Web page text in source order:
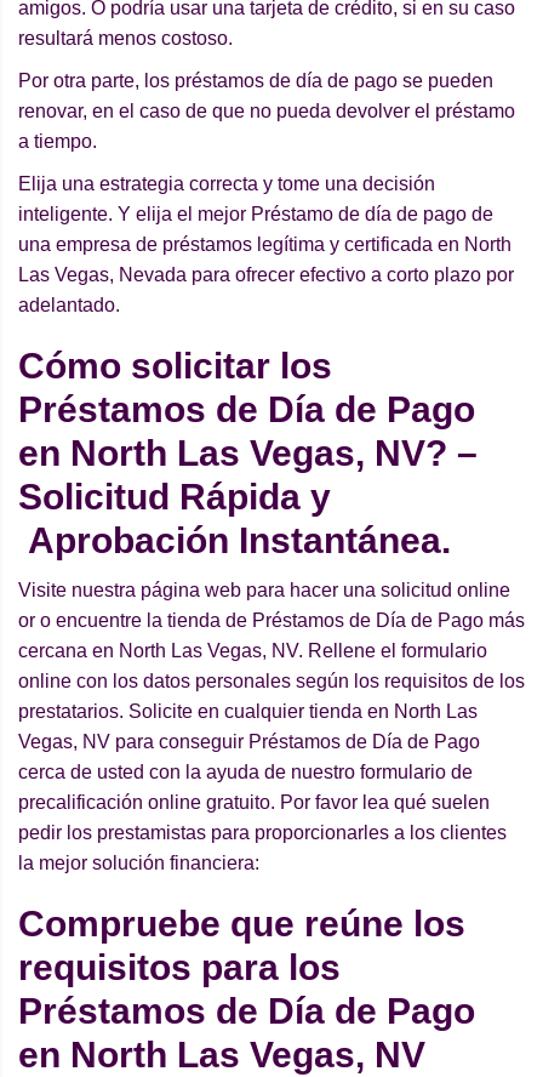
amigos. O podría usar una tarjeta de crédito, si en su caso
resultará menos costoso.
Por otra parte, los préstamos de día de pago se pueden
renovar, en el caso de que no pueda devolver el préstamo
a tiempo.
Elija una estrategia correcta y tome una decisión
inteligente. Y elija el mejor Préstamo de día de pago de
una empresa de préstamos legítima y certificada en North
Las Vegas, Nevada para ofrecer efectivo a corto plazo por
adelantado.
Cómo solicitar los
Préstamos de Día de Pago
en North Las Vegas, NV? –
Solicitud Rápida y
Aprobación Instantánea.
Visite nuestra página web para hacer una solicitud online
or o encuentre la tienda de Préstamos de Día de Pago más
cercana en North Las Vegas, NV. Rellene el formulario
online con los datos personales según los requisitos de los
prestatarios. Solicite en cualquier tienda en North Las
Vegas, NV para conseguir Préstamos de Día de Pago
cerca de usted con la ayuda de nuestro formulario de
precalificación online gratuito. Por favor lea qué suelen
pedir los prestamistas para proporcionarles a los clientes
la mejor solución financiera:
Compruebe que reúne los
requisitos para los
Préstamos de Día de Pago
en North Las Vegas, NV